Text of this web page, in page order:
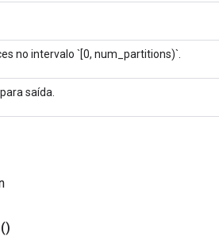
no intervalo `[0, num_partitions)`.
saída.
()